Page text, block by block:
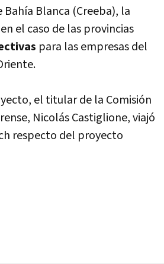
Blanca (Creeba), la
el caso de las provincias
para las empresas del
el titular de la Comisión
Nicolás Castiglione, viajó
respecto del proyecto